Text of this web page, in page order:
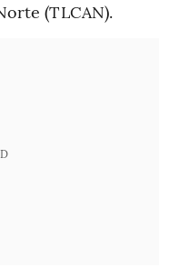
(TLCAN).